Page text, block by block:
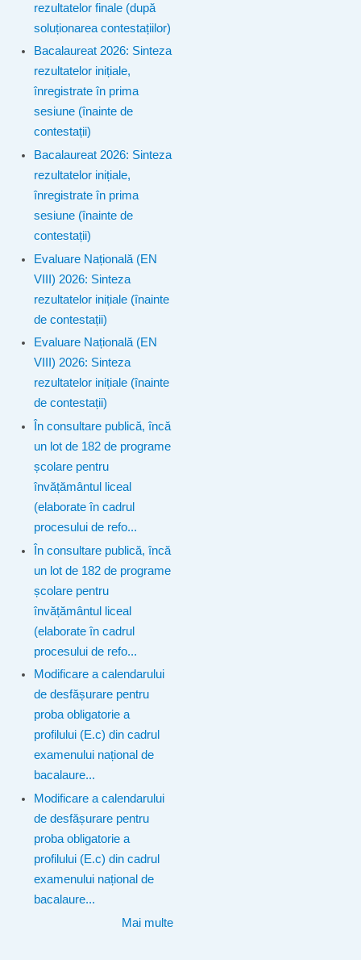
rezultatelor finale (după
soluționarea contestațiilor)
Bacalaureat 2026: Sinteza
rezultatelor inițiale,
înregistrate în prima
sesiune (înainte de
contestații)
Bacalaureat 2026: Sinteza
rezultatelor inițiale,
înregistrate în prima
sesiune (înainte de
contestații)
Evaluare Națională (EN
VIII) 2026: Sinteza
rezultatelor inițiale (înainte
de contestații)
Evaluare Națională (EN
VIII) 2026: Sinteza
rezultatelor inițiale (înainte
de contestații)
În consultare publică, încă
un lot de 182 de programe
școlare pentru
învățământul liceal
(elaborate în cadrul
procesului de refo...
În consultare publică, încă
un lot de 182 de programe
școlare pentru
învățământul liceal
(elaborate în cadrul
procesului de refo...
Modificare a calendarului
de desfășurare pentru
proba obligatorie a
profilului (E.c) din cadrul
examenului național de
bacalaure...
Modificare a calendarului
de desfășurare pentru
proba obligatorie a
profilului (E.c) din cadrul
examenului național de
bacalaure...
Mai multe